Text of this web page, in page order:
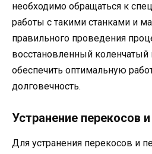
необходимо обращаться к
работы с такими станками и
правильного проведения
восстановленный
обеспечить оптимальную
долговечность.
Устранение перекосов
Для устранения перекосов и